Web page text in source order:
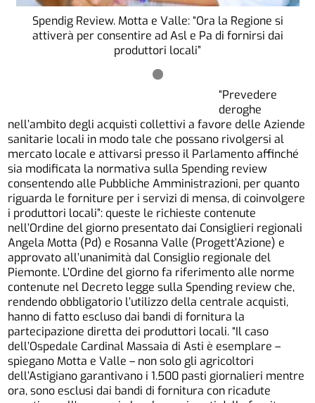
Spendig Review. Motta e Valle: “Ora la Regione si
attiverà per consentire ad Asl e Pa di fornirsi dai
produttori locali”
“Prevedere
deroghe
nell’ambito degli acquisti collettivi a favore delle Aziende
sanitarie locali in modo tale che possano rivolgersi al
mercato locale e attivarsi presso il Parlamento affinché
sia modificata la normativa sulla Spending review
consentendo alle Pubbliche Amministrazioni, per quanto
riguarda le forniture per i servizi di mensa, di coinvolgere
i produttori locali”: queste le richieste contenute
nell’Ordine del giorno presentato dai Consiglieri regionali
Angela Motta (Pd) e Rosanna Valle (Progett’Azione) e
approvato all’unanimità dal Consiglio regionale del
Piemonte. L’Ordine del giorno fa riferimento alle norme
contenute nel Decreto legge sulla Spending review che,
rendendo obbligatorio l’utilizzo della centrale acquisti,
hanno di fatto escluso dai bandi di fornitura la
partecipazione diretta dei produttori locali. “Il caso
dell’Ospedale Cardinal Massaia di Asti è esemplare –
spiegano Motta e Valle – non solo gli agricoltori
dell’Astigiano garantivano i 1.500 pasti giornalieri mentre
ora, sono esclusi dai bandi di fornitura con ricadute